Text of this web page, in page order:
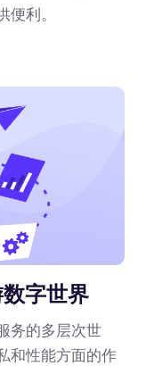
利。
字世界
务的多层次世
和性能方面的作